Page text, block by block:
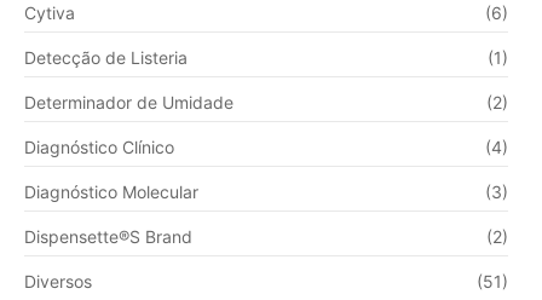
Cytiva (6)
Detecção de Listeria (1)
Determinador de Umidade (2)
Diagnóstico Clínico (4)
Diagnóstico Molecular (3)
Dispensette®S Brand (2)
Diversos (51)